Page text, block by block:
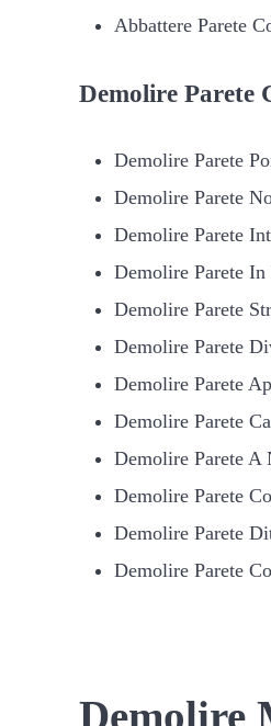
Abbattere Parete
Demolire Parete
Demolire Parete
Demolire Parete
Demolire Parete
Demolire Parete
Demolire Parete
Demolire Parete
Demolire Parete
Demolire Parete
Demolire Parete A
Demolire Parete
Demolire Parete
Demolire Parete
Demolire